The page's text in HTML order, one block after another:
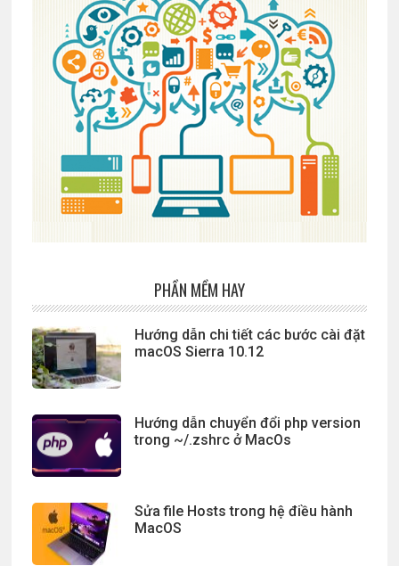
PHẦN MỀM HAY
Hướng dẫn chi tiết các bước cài đặt
macOS Sierra 10.12
Hướng dẫn chuyển đổi php version
trong ~/.zshrc ở MacOs
Sửa file Hosts trong hệ điều hành
MacOS